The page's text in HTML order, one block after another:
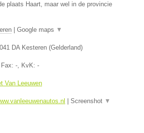
plaats Haart, maar wel in de provincie
Google maps ▼
DA Kesteren (Gelderland)
-, KvK: -
Van Leeuwen
Screenshot ▼